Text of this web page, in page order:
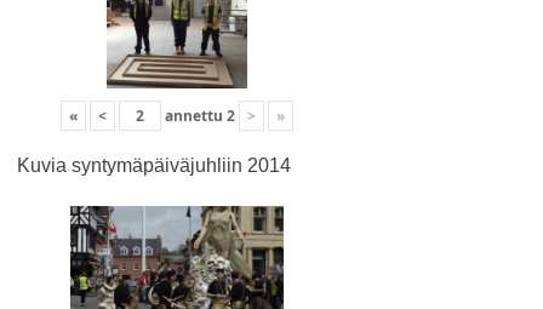
« < annettu 2 > »
Kuvia syntymäpäiväjuhliin 2014